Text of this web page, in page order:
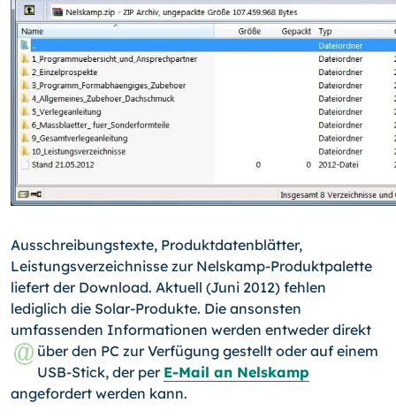
Ausschreibungstexte, Produktdatenblätter,
Leistungsverzeichnisse zur Nelskamp-Produktpalette
liefert der Download. Aktuell (Juni 2012) fehlen
lediglich die Solar-Produkte. Die ansonsten
umfassenden Informationen werden entweder direkt
über den PC zur Verfügung gestellt oder auf einem
USB-Stick, der per E-Mail an Nelskamp
angefordert werden kann.